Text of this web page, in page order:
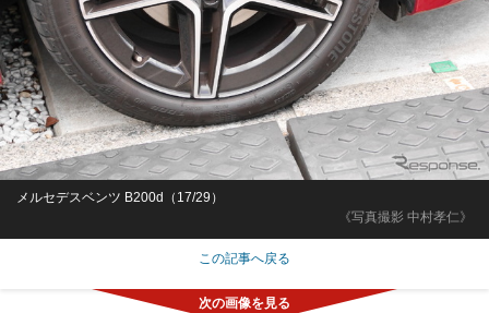
《写真撮影 中村孝仁》
メルセデスベンツ B200d（17/29）
この記事へ戻る